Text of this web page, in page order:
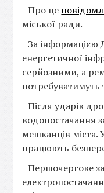
Про це
міської ради.
За інформацією
енергетичної
серйозними, а
потребуватимуть
Після ударів
водопостачання
мешканців міста.
працюють
Першочергове